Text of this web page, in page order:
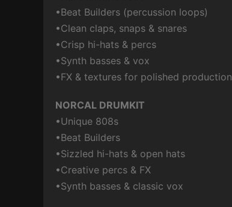
•Beat Builders (percussion loops)
•Clean claps, snaps & snares
•Crisp hi-hats & percs
•Synth basses & vox
•FX & textures for polished production
NORCAL DRUMKIT
•Unique 808s
•Beat Builders
•Sizzled hi-hats & open hats
•Creative percs & FX
•Synth basses & classic vox